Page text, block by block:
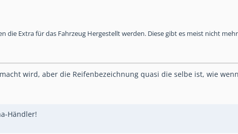
die Extra für das Fahrzeug Hergestellt werden. Diese gibt es meist nicht
wird, aber die Reifenbezeichnung quasi die selbe ist, wie
Händler!